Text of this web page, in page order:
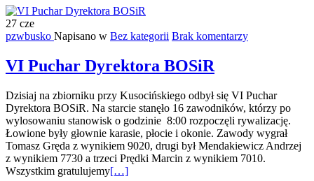
–
27 cze
pzwbusko Napisano w Bez kategorii Brak komentarzy
VI Puchar Dyrektora BOSiR
Dzisiaj na zbiorniku przy Kusocińskiego odbył się VI Puchar
Dyrektora BOSiR. Na starcie stanęło 16 zawodników, którzy po
wylosowaniu stanowisk o godzinie 8:00 rozpoczęli rywalizację.
Łowione były głownie karasie, płocie i okonie. Zawody wygrał
Tomasz Gręda z wynikiem 9020, drugi był Mendakiewicz Andrzej
z wynikiem 7730 a trzeci Prędki Marcin z wynikiem 7010.
Wszystkim gratulujemyWięcej
[…]